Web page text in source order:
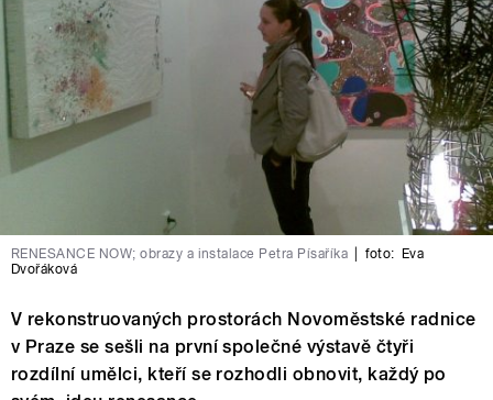
RENESANCE NOW; obrazy a instalace Petra Písaříka foto:
Eva
Dvořáková
V rekonstruovaných prostorách Novoměstské radnice
v Praze se sešli na první společné výstavě čtyři
rozdílní umělci, kteří se rozhodli obnovit, každý po